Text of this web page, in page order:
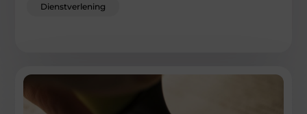
Dienstverlening